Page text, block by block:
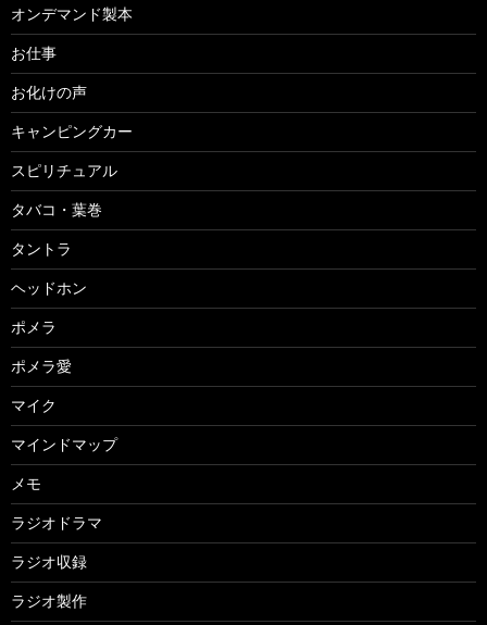
オンデマンド製本
お仕事
お化けの声
キャンピングカー
スピリチュアル
タバコ・葉巻
タントラ
ヘッドホン
ポメラ
ポメラ愛
マイク
マインドマップ
メモ
ラジオドラマ
ラジオ収録
ラジオ製作